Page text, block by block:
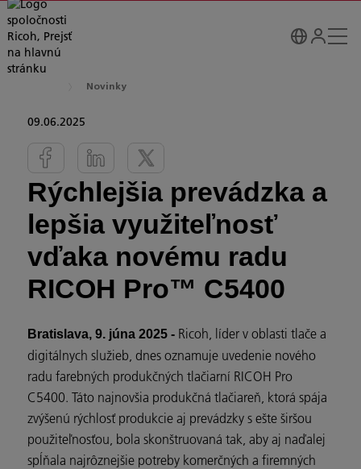
Novinky
09.06.2025
Rýchlejšia prevádzka a
lepšia využiteľnosť
vďaka novému radu
RICOH Pro™ C5400
Bratislava, 9. júna 2025 - Ricoh, líder v oblasti tlače a
digitálnych služieb, dnes oznamuje uvedenie nového
radu farebných produkčných tlačiarní RICOH Pro
C5400. Táto najnovšia produkčná tlačiareň, ktorá spája
zvýšenú rýchlosť produkcie aj prevádzky s ešte širšou
použiteľnosťou, bola skonštruovaná tak, aby aj naďalej
spĺňala najrôznejšie potreby komerčných a firemných